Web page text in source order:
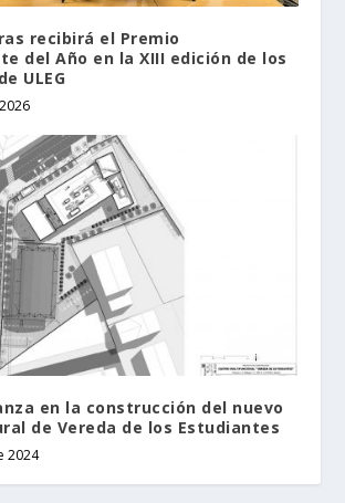
recibirá el Premio
del Año en la XIII edición de los
ULEG
en la construcción del nuevo
de Vereda de los Estudiantes
2024